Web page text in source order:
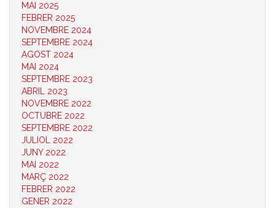
MAI 2025
FEBRER 2025
NOVEMBRE 2024
SEPTEMBRE 2024
AGOST 2024
MAI 2024
SEPTEMBRE 2023
ABRIL 2023
NOVEMBRE 2022
OCTUBRE 2022
SEPTEMBRE 2022
JULIOL 2022
JUNY 2022
MAI 2022
MARÇ 2022
FEBRER 2022
GENER 2022